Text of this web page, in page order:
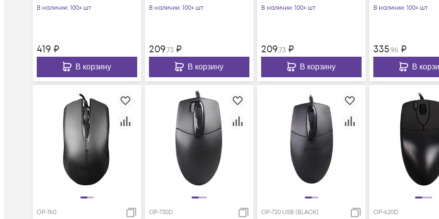
В наличии: 100+ шт
419 ₽
В корзину
В наличии: 100+ шт
209,73₽
В корзину
В наличии: 100+ шт
209,73₽
В корзину
В наличии: 100+ шт
335,96₽
В
OP-760 OP-730D OP-720 USB (BLACK) OP-620D